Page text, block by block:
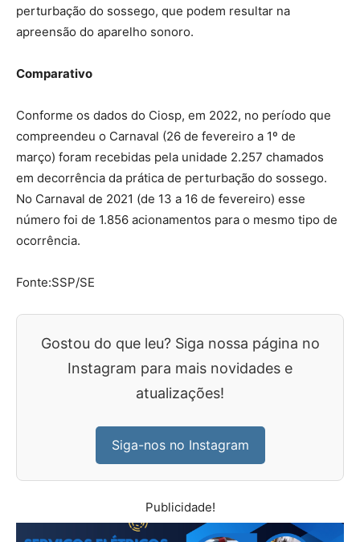
perturbação do sossego, que podem resultar na
apreensão do aparelho sonoro.
Comparativo
Conforme os dados do Ciosp, em 2022, no período que
compreendeu o Carnaval (26 de fevereiro a 1º de
março) foram recebidas pela unidade 2.257 chamados
em decorrência da prática de perturbação do sossego.
No Carnaval de 2021 (de 13 a 16 de fevereiro) esse
número foi de 1.856 acionamentos para o mesmo tipo de
ocorrência.
Fonte:SSP/SE
Gostou do que leu? Siga nossa página no
Instagram para mais novidades e
atualizações!
Siga-nos no Instagram
Publicidade!